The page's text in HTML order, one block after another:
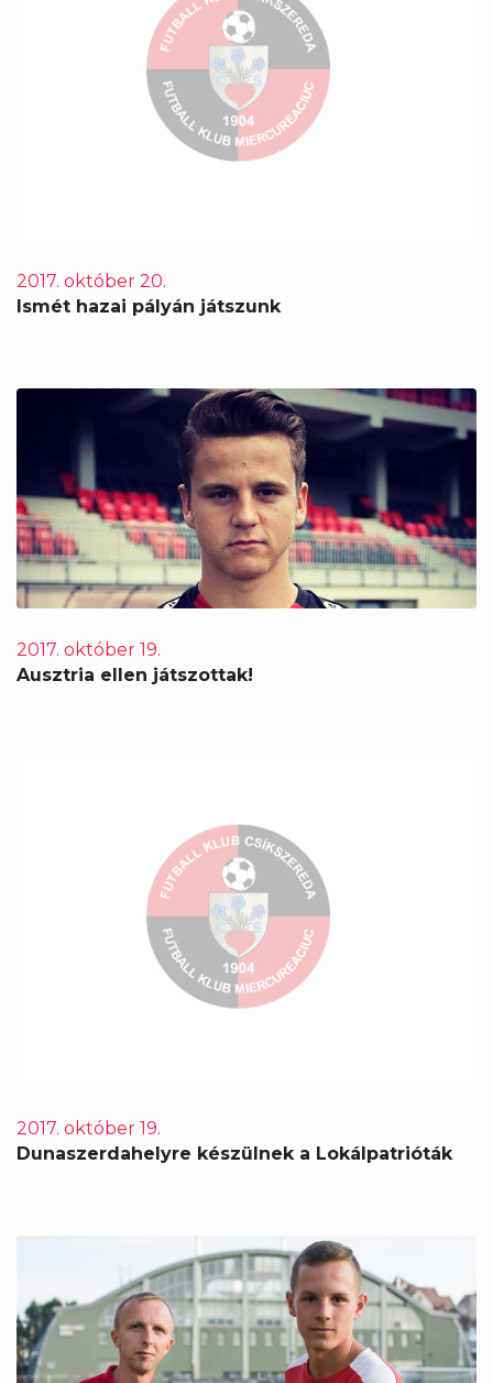
2017. október 20.
Ismét hazai pályán játszunk
2017. október 19.
Ausztria ellen játszottak!
2017. október 19.
Dunaszerdahelyre készülnek a Lokálpatrióták